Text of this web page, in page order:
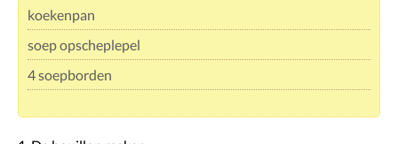
koekenpan
soep opscheplepel
4 soepborden